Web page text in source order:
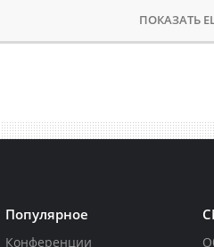
ПОКАЗАТЬ
Популярное
Конференции